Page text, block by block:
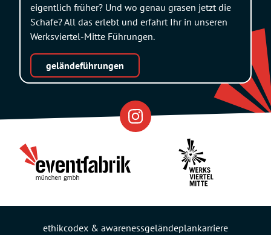
Partner
eigentlich früher? Und wo genau grasen jetzt die
Schafe? All das erlebt und erfahrt Ihr in unseren
Werksviertel-Mitte Führungen.
geländeführungen
ethikcodex & awarenessgeländeplankarriere